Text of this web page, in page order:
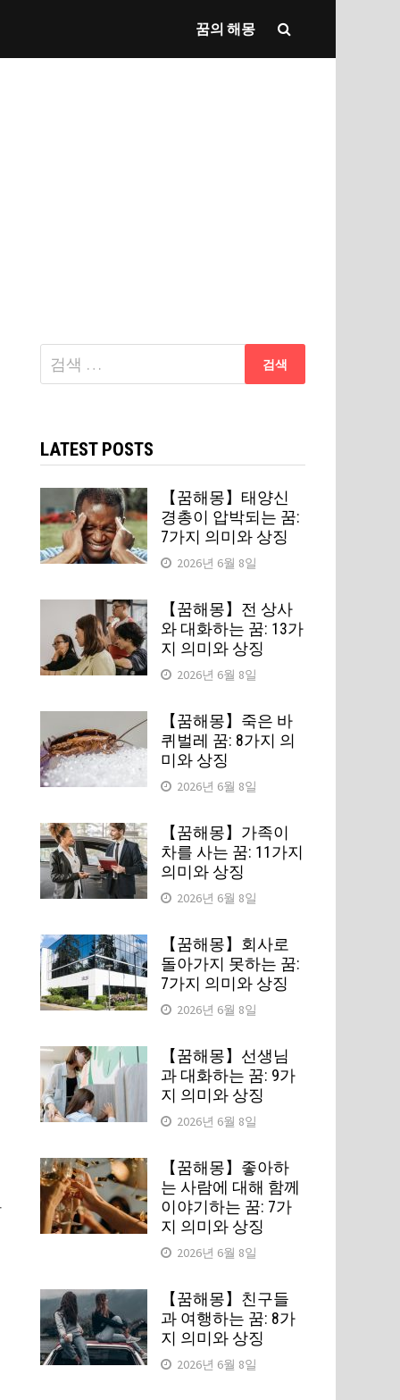
꿈의 해몽
다
음
LATEST POSTS
【꿈해몽】태양신
경총이 압박되는 꿈:
7가지 의미와 상징
2026년 6월 8일
【꿈해몽】전 상사
와 대화하는 꿈: 13가
지 의미와 상징
2026년 6월 8일
【꿈해몽】죽은 바
퀴벌레 꿈: 8가지 의
미와 상징
2026년 6월 8일
【꿈해몽】가족이
차를 사는 꿈: 11가지
의미와 상징
2026년 6월 8일
【꿈해몽】회사로
돌아가지 못하는 꿈:
7가지 의미와 상징
2026년 6월 8일
【꿈해몽】선생님
과 대화하는 꿈: 9가
지 의미와 상징
2026년 6월 8일
【꿈해몽】좋아하
는 사람에 대해 함께
이야기하는 꿈: 7가
지 의미와 상징
2026년 6월 8일
【꿈해몽】친구들
과 여행하는 꿈: 8가
지 의미와 상징
2026년 6월 8일